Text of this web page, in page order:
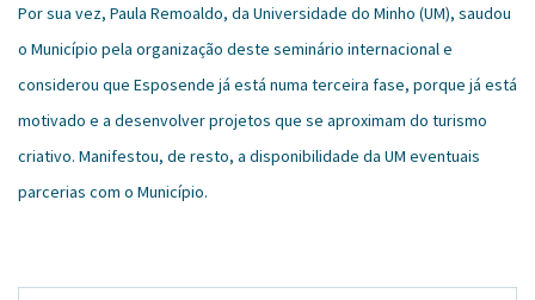
Por sua vez, Paula Remoaldo, da Universidade do Minho (UM), saudou
o Município pela organização deste seminário internacional e
considerou que Esposende já está numa terceira fase, porque já está
motivado e a desenvolver projetos que se aproximam do turismo
criativo. Manifestou, de resto, a disponibilidade da UM eventuais
parcerias com o Município.